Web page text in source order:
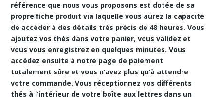
référence que nous vous proposons est dotée de sa
propre fiche produit via laquelle vous aurez la capacité
de accéder à des détails très précis de 48 heures. Vous
ajoutez vos thés dans votre panier, vous validez et
vous vous enregistrez en quelques minutes. Vous
accédez ensuite à notre page de paiement
totalement sûre et vous n’avez plus qu’à attendre
votre commande. Vous réceptionnez vos différents
thés à l’intérieur de votre boîte aux lettres dans un